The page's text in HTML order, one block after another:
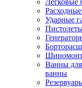
Легковые
Ударные
Ванны
ванны